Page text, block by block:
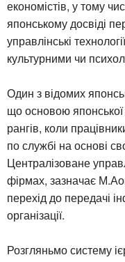
економістів, у тому
японському досвіді
управлінські
культурними чи
Один з відомих
що основою японської
рангів, коли
по службі на основі
Централізоване
фірмах, зазначає
перехід до передачі
організації.
Розгляньмо систему